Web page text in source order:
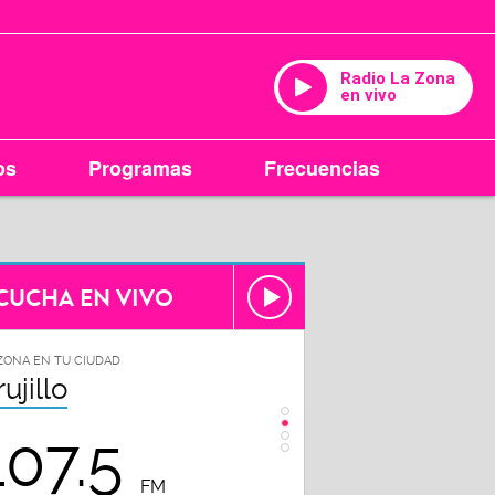
Radio La Zona
en vivo
Programas Frecuencias
EN VIVO
EN TU CIUDAD
FM 102.3